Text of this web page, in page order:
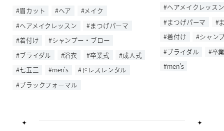
#眉カット #ヘア
#メイク
#ヘアメイクレッスン
#まつげパーマ
#着付け
#シャンプー・ブロー
#ブライダル
#浴衣 #卒業式
#成人式
#七五三
#men's
#ドレスレンタル
#ブラックフォーマル
#ヘアメイクレッスン
#まつげパーマ
#
#着付け
#シャン
#ブライダル
#卒
#men's